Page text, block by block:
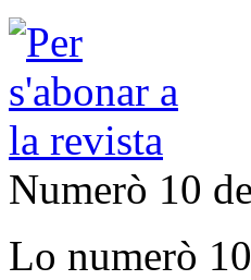
Numerò 10
Lo numerò